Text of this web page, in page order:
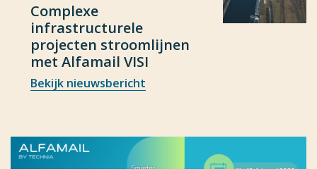
Complexe
infrastructurele
projecten stroomlijnen
met Alfamail VISI
Bekijk nieuwsbericht